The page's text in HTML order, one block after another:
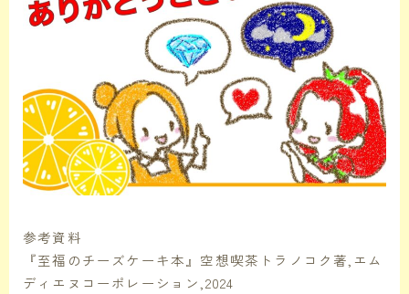
参考資料
『至福のチーズケーキ本』空想喫茶トラノコク著,エム
ディエヌコーポレーション,2024